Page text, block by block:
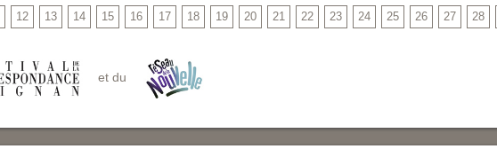
12 13 14 15 16 17 18 19 20 21 22 23 24 25 26 27 28
et du